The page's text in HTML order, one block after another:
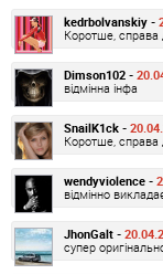
kedrbolvanskiy -
Коротше, справа
Dimson102 -
відмінна інфа
SnailK1ck -
Коротше, справа
wendyviolence -
відмінно
JhonGalt -
супер